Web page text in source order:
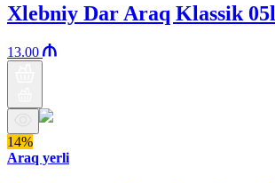
Xlebniy Dar Araq Klassik 05l
13.00
14%
Araq yerli